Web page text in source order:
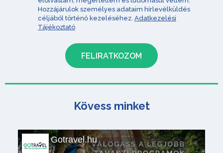
Hozzájárulok személyes adataim hírlevélküldés
céljából történő kezeléséhez. Adatkezelési
Tájékoztató
Kövess minket
Gotravel.hu